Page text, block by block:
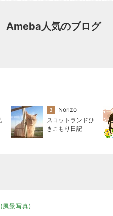
Ameba人気のブログ
3
Norizo
スコットランドひ
きこもり日記
風景写真)